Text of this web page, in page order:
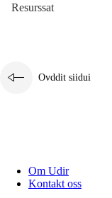
Resurssat
Ovddit siidui
Om Udir
Kontakt oss